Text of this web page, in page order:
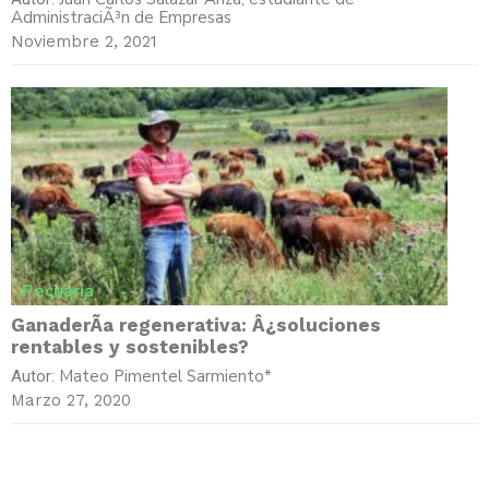
AdministraciÃ³n de Empresas
Noviembre 2, 2021
Pecuaria
GanaderÃ­a regenerativa: Â¿soluciones
rentables y sostenibles?
Autor: Mateo Pimentel Sarmiento*
Marzo 27, 2020